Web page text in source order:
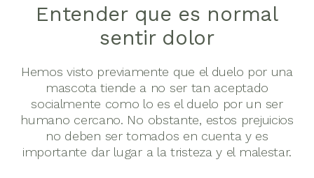
Entender que es normal
sentir dolor
Hemos visto previamente que el duelo por una
mascota tiende a no ser tan aceptado
socialmente como lo es el duelo por un ser
humano cercano. No obstante, estos prejuicios
no deben ser tomados en cuenta y es
importante dar lugar a la tristeza y el malestar.